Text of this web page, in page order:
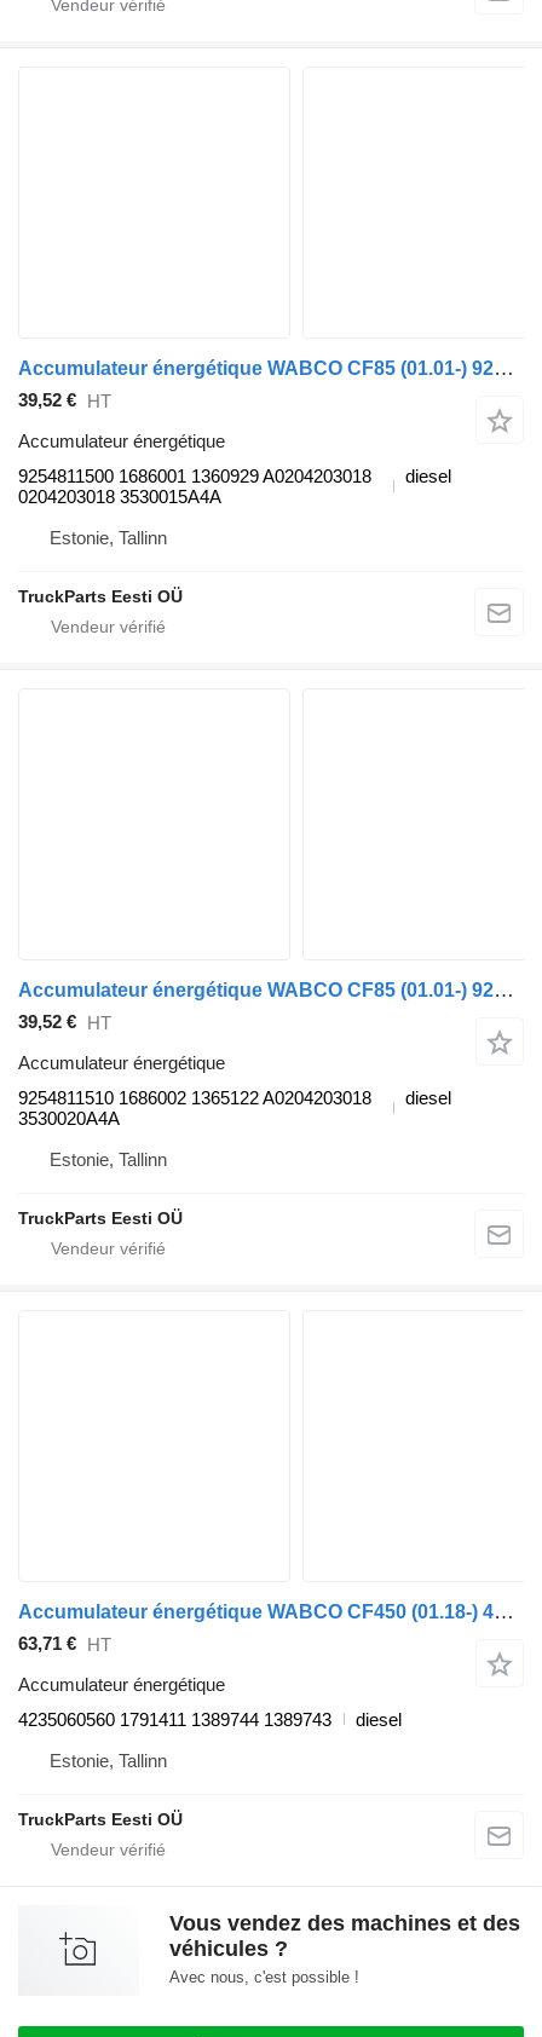
Accumulateur énergétique WABCO CF85 (01.01-) 9254811500 pour tracteur routier DAF LF45, LF55, LF180, CF65, CF75, CF85 (2001-)
39,52 € HT
Accumulateur énergétique
9254811500 1686001 1360929 A0204203018
0204203018 3530015A4A
diesel
Estonie, Tallinn
TruckParts Eesti OÜ
Accumulateur énergétique WABCO CF85 (01.01-) 9254811510 pour tracteur routier DAF LF45, LF55, LF180, CF65, CF75, CF85 (2001-)
39,52 € HT
Accumulateur énergétique
9254811510 1686002 1365122 A0204203018
3530020A4A
diesel
Estonie, Tallinn
TruckParts Eesti OÜ
Accumulateur énergétique WABCO CF450 (01.18-) 4235060560 pour tracteur routier DAF CF450, CF460 (2017-)
63,71 € HT
Accumulateur énergétique
4235060560 1791411 1389744 1389743
diesel
Estonie, Tallinn
TruckParts Eesti OÜ
Vous vendez des machines et des
véhicules ?
Avec nous, c'est possible !